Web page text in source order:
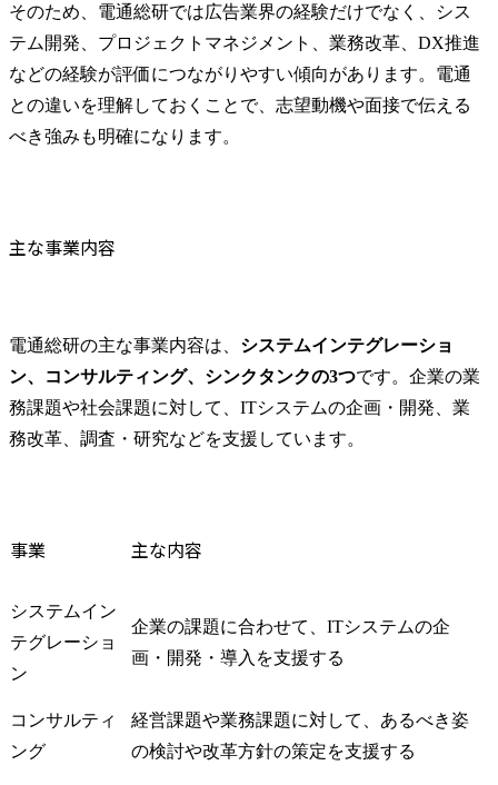
そのため、電通総研では広告業界の経験だけでなく、シス
テム開発、プロジェクトマネジメント、業務改革、DX推進
などの経験が評価につながりやすい傾向があります。電通
との違いを理解しておくことで、志望動機や面接で伝える
べき強みも明確になります。
主な事業内容
電通総研の主な事業内容は、 システムインテグレーショ
ン、コンサルティング、シンクタンクの3つです。企業の業
務課題や社会課題に対して、ITシステムの企画・開発、業
務改革、調査・研究などを支援しています。
事業 主な内容
システムイン
テグレーショ
ン
企業の課題に合わせて、ITシステムの企
画・開発・導入を支援する
コンサルティ
ング
経営課題や業務課題に対して、あるべき姿
の検討や改革方針の策定を支援する